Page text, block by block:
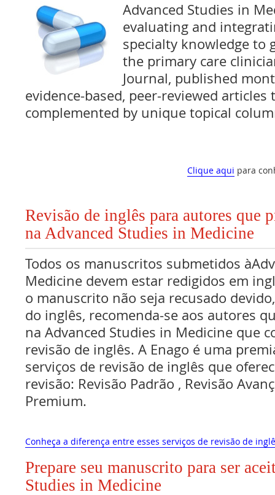
Advanced Studies in
evaluating and
specialty knowledge to
the primary care
Journal, published
evidence-based, peer-reviewed articles
complemented by unique topical
Clique aqui para
Revisão de inglês para autores que
na Advanced Studies in Medicine
Todos os manuscritos submetidos
Medicine devem estar redigidos em
o manuscrito não seja recusado
do inglês, recomenda-se aos autores
na Advanced Studies in Medicine que
revisão de inglês. A Enago é uma
serviços de revisão de inglês que
revisão: Revisão Padrão , Revisão
Premium.
Conheça a diferença entre esses serviços de revisão de
Prepare seu manuscrito para ser
Studies in Medicine